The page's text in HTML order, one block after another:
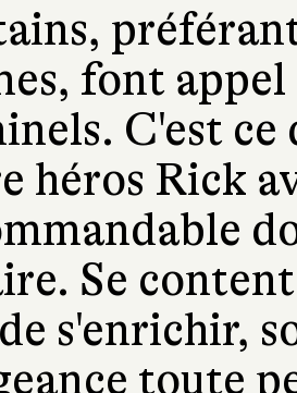
font appel
C'est
héros Rick
Se
s'enrichir,
toute